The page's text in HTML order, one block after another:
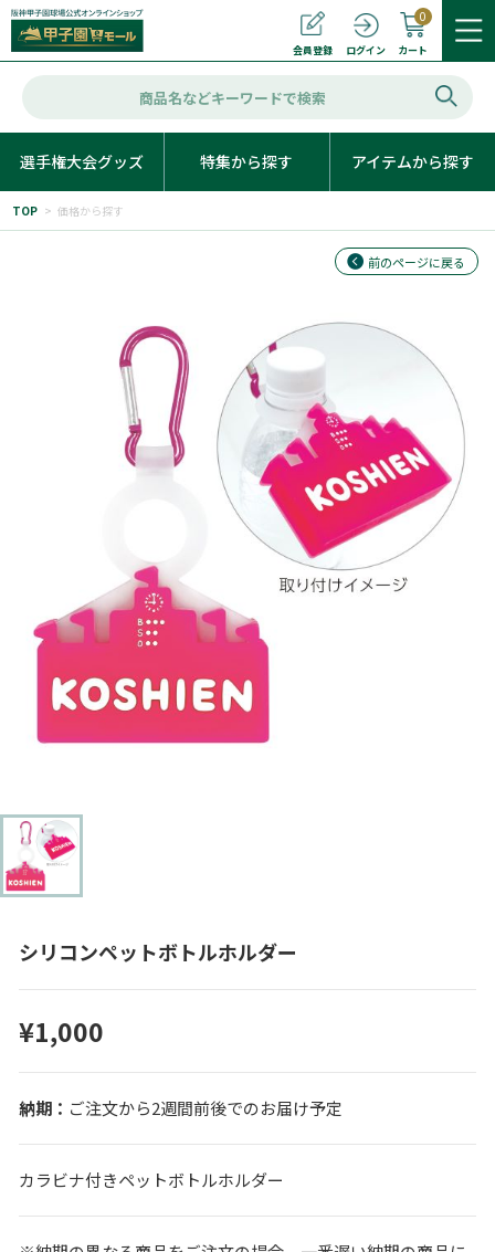
会員登録 ログイン カート
0
選手権大会グッズ 特集から探す アイテムから探す
TOP > 価格から探す
前のページに戻る
シリコンペットボトルホルダー
¥1,000
ご注文から2週間前後でのお届け予定
カラビナ付きペットボトルホルダー